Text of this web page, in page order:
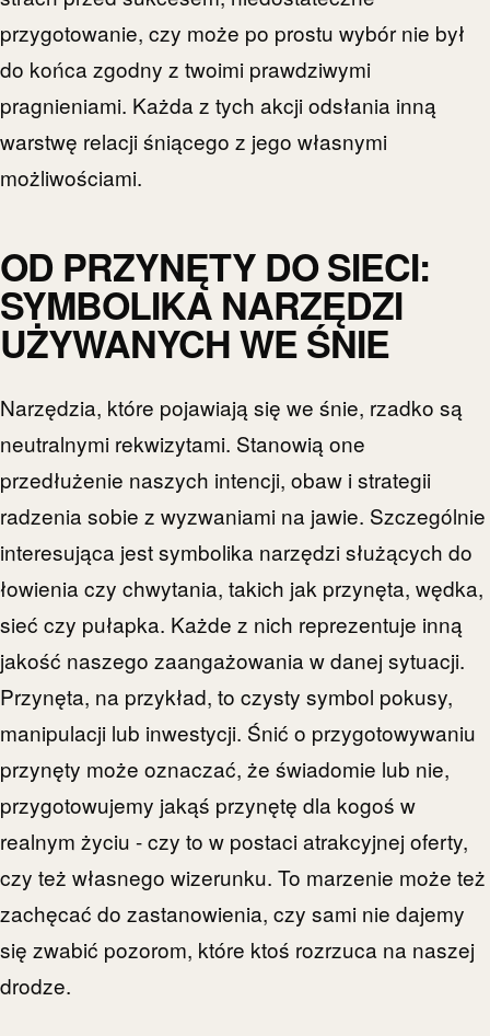
przygotowanie, czy może po prostu wybór nie był
do końca zgodny z twoimi prawdziwymi
pragnieniami. Każda z tych akcji odsłania inną
warstwę relacji śniącego z jego własnymi
możliwościami.
OD PRZYNĘTY DO SIECI:
SYMBOLIKA NARZĘDZI
UŻYWANYCH WE ŚNIE
Narzędzia, które pojawiają się we śnie, rzadko są
neutralnymi rekwizytami. Stanowią one
przedłużenie naszych intencji, obaw i strategii
radzenia sobie z wyzwaniami na jawie. Szczególnie
interesująca jest symbolika narzędzi służących do
łowienia czy chwytania, takich jak przynęta, wędka,
sieć czy pułapka. Każde z nich reprezentuje inną
jakość naszego zaangażowania w danej sytuacji.
Przynęta, na przykład, to czysty symbol pokusy,
manipulacji lub inwestycji. Śnić o przygotowywaniu
przynęty może oznaczać, że świadomie lub nie,
przygotowujemy jakąś przynętę dla kogoś w
realnym życiu - czy to w postaci atrakcyjnej oferty,
czy też własnego wizerunku. To marzenie może też
zachęcać do zastanowienia, czy sami nie dajemy
się zwabić pozorom, które ktoś rozrzuca na naszej
drodze.